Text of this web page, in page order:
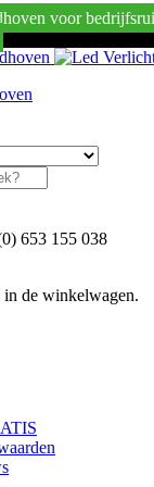
voor
653 155 038
in de winkelwagen.